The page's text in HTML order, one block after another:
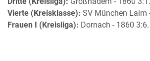
Vierte (Kreisklasse): SV München Laim
Frauen I (Kreisliga): Dornach - 1860 3:6.